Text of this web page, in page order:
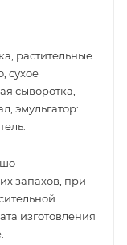
растительные
сухое
сыворотка,
эмульгатор:
запахов, при
изготовления